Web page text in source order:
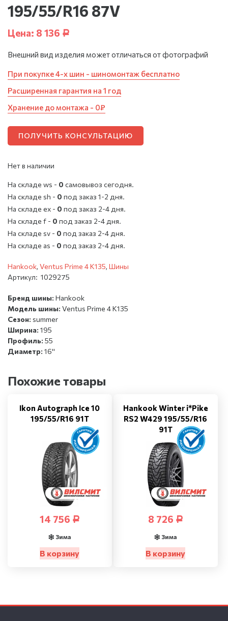
195/55/R16 87V
Цена: 8 136 Р
Внешний вид изделия может отличаться от фотографий
При покупке 4-х шин - шиномонтаж бесплатно
Расширенная гарантия на 1 год
Хранение до монтажа - 0₽
ПОЛУЧИТЬ КОНСУЛЬТАЦИЮ
Нет в наличии
На складе ws - 0 cамовывоз сегодня.
На складе sh - 0 под заказ 1-2 дня.
На складе ex - 0 под заказ 2-4 дня.
На складе f - 0 под заказ 2-4 дня.
На складе sv - 0 под заказ 2-4 дня.
На складе as - 0 под заказ 2-4 дня.
Hankook, Ventus Prime 4 K135, Шины
Артикул: 1029275
Бренд шины: Hankook
Модель шины: Ventus Prime 4 K135
Сезон: summer
Ширина: 195
Профиль: 55
Диаметр: 16''
Похожие товары
Ikon Autograph Ice 10
195/55/R16 91T
14 756 Р
Зима
В корзину
Hankook Winter i*Pike
RS2 W429 195/55/R16
91T
8 726 Р
Зима
В корзину